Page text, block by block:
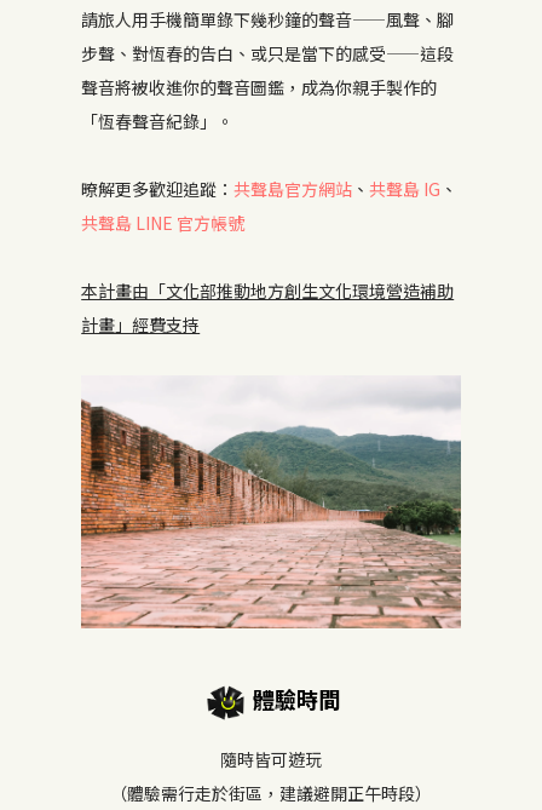
請旅人用手機簡單錄下幾秒鐘的聲音——風聲、腳
步聲、對恆春的告白、或只是當下的感受——這段
聲音將被收進你的聲音圖鑑，成為你親手製作的
「恆春聲音紀錄」。
暸解更多歡迎追蹤：共聲島官方網站 、共聲島 IG 、
共聲島 LINE 官方帳號
本計畫由「文化部推動地方創生文化環境營造補助
計畫」經費支持
體驗時間
隨時皆可遊玩
（體驗需行走於街區，建議避開正午時段）